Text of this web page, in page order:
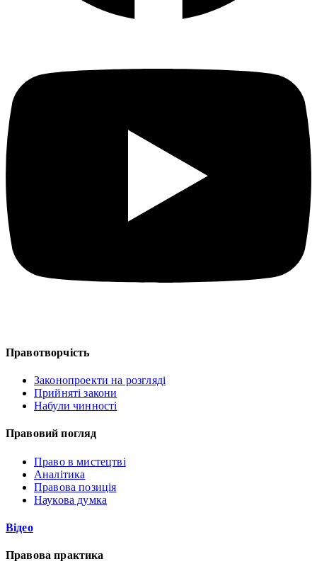
Правотворчість
Законопроекти на розгляді
Прийняті закони
Набули чинності
Правовий погляд
Право в мистецтві
Аналітика
Правова позиція
Наукова думка
Відео
Правова практика